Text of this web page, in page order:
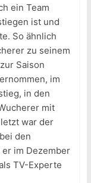
ein Team
ist und
So ähnlich
zu seinem
Saison
im
in den
mit
war der
den
im Dezember
TV-Experte